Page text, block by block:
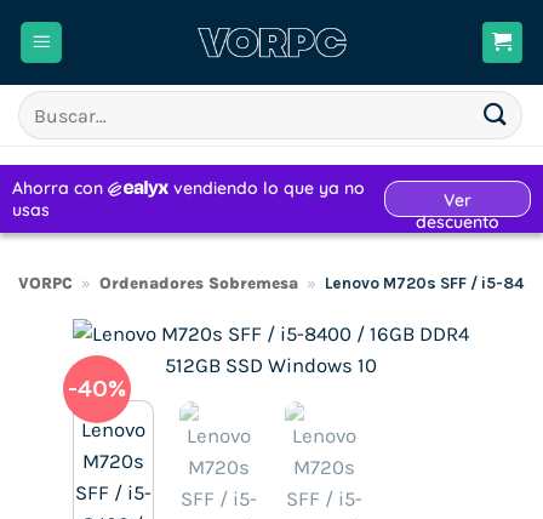
Buscar
por:
VORPC » Ordenadores Sobremesa » Lenovo M720s SFF / i5-
-40%